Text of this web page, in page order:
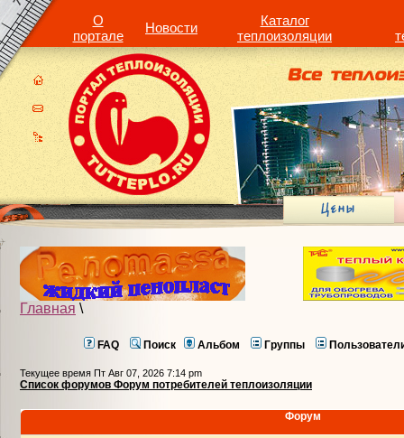
О
портале
Новости
Каталог
теплоизоляции
Главная \
FAQ Поиск Альбом Группы
Текущее время Пт Авг 07, 2026 7:14 pm
Список форумов Форум потребителей теплоизоляции
Форум